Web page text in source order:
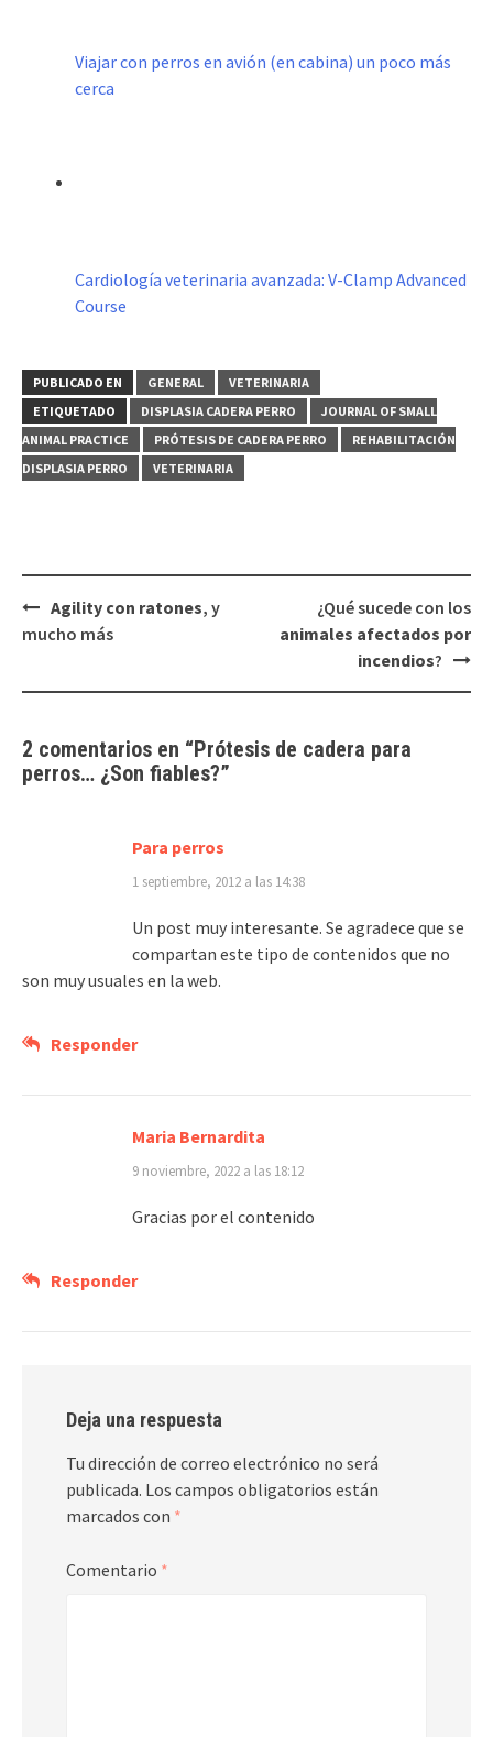
Viajar con perros en avión (en cabina) un poco más
cerca
Cardiología veterinaria avanzada: V-Clamp Advanced
Course
PUBLICADO EN GENERAL
VETERINARIA
ETIQUETADO
DISPLASIA CADERA PERRO
JOURNAL OF SMALL
ANIMAL PRACTICE
PRÓTESIS DE CADERA PERRO
REHABILITACIÓN
DISPLASIA PERRO
VETERINARIA
Navegación
de
Agility con ratones, y
mucho más
¿Qué sucede con los
animales afectados por
incendios?
2 comentarios en “Prótesis de cadera para
perros… ¿Son fiables?”
Para perros
1 septiembre, 2012 a las 14:38
Un post muy interesante. Se agradece que se
compartan este tipo de contenidos que no
son muy usuales en la web.
Responder
Maria Bernardita
9 noviembre, 2022 a las 18:12
Gracias por el contenido
Responder
Deja una respuesta
Tu dirección de correo electrónico no será
publicada. Los campos obligatorios están
marcados con *
Comentario *